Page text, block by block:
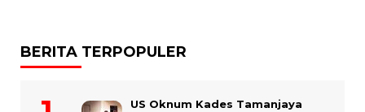
BERITA TERPOPULER
US Oknum Kades Tamanjaya